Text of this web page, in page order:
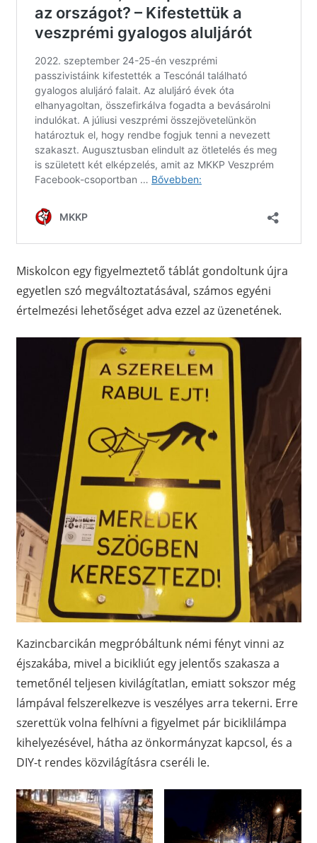
Miskolcon egy figyelmeztető táblát gondoltunk újra
egyetlen szó megváltoztatásával, számos egyéni
értelmezési lehetőséget adva ezzel az üzenetének.
Kazincbarcikán megpróbáltunk némi fényt vinni az
éjszakába, mivel a bicikliút egy jelentős szakasza a
temetőnél teljesen kivilágítatlan, emiatt sokszor még
lámpával felszerelkezve is veszélyes arra tekerni. Erre
szerettük volna felhívni a figyelmet pár biciklilámpa
kihelyezésével, hátha az önkormányzat kapcsol, és a
DIY-t rendes közvilágításra cseréli le.